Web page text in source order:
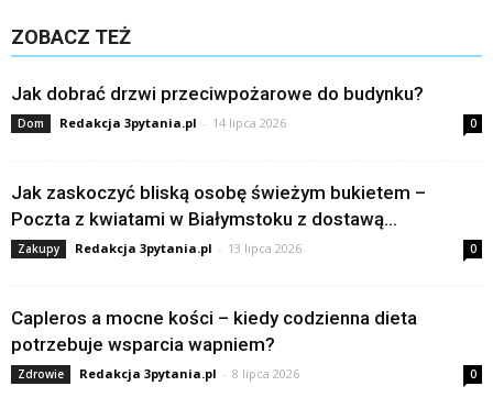
ZOBACZ TEŻ
Jak dobrać drzwi przeciwpożarowe do budynku?
Dom Redakcja 3pytania.pl - 14 lipca 2026 0
Jak zaskoczyć bliską osobę świeżym bukietem –
Poczta z kwiatami w Białymstoku z dostawą...
Zakupy Redakcja 3pytania.pl - 13 lipca 2026 0
Capleros a mocne kości – kiedy codzienna dieta
potrzebuje wsparcia wapniem?
Zdrowie Redakcja 3pytania.pl - 8 lipca 2026 0